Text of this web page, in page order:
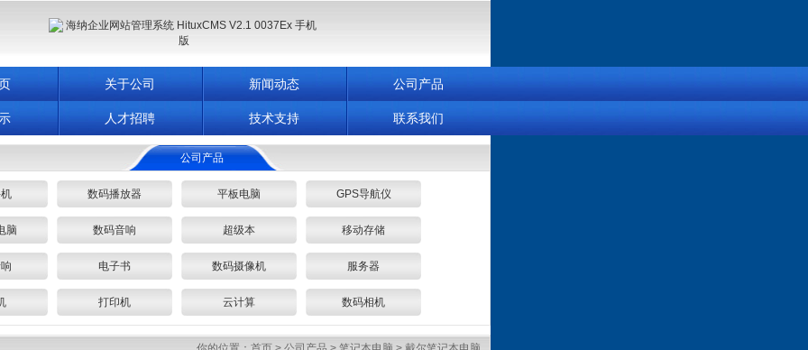
关于公司 新闻动态 公司产品
人才招聘 技术支持 联系我们
公司产品
数码播放器 平板电脑 GPS导航仪
脑 数码音响 超级本 移动存储
电子书 数码摄像机 服务器
打印机 云计算 数码相机